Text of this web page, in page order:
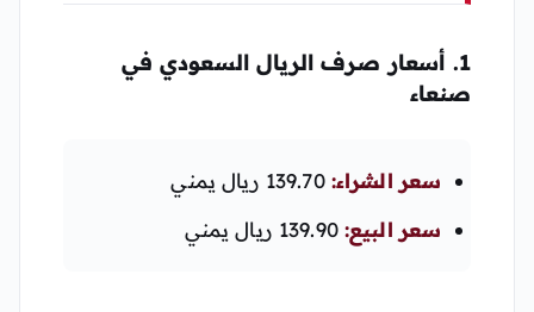
1. أسعار صرف الريال السعودي في
صنعاء
سعر الشراء:139.70 ريال يمني
سعر البيع:139.90 ريال يمني